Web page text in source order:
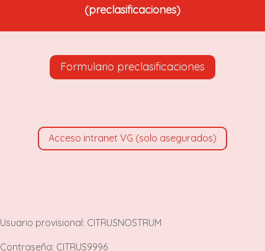
(preclasificaciones)
Formulario preclasificaciones
Acceso intranet VG (solo asegurados)
Usuario provisional: CITRUSNOSTRUM
Contraseña: CITRUS9996